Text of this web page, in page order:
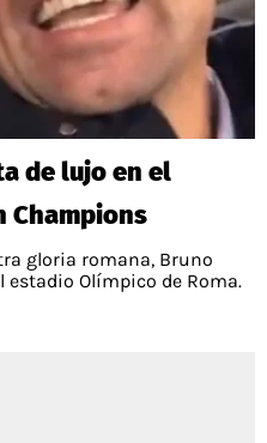
de lujo en el
Champions
gloria romana, Bruno
Olímpico de Roma.